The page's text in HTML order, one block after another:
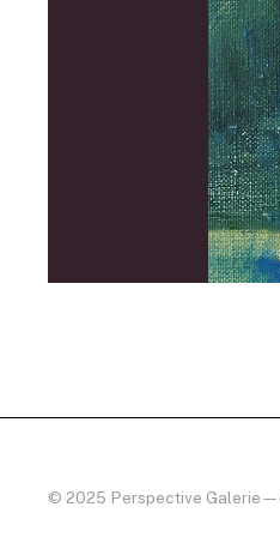
© 2025 Perspective Galerie—